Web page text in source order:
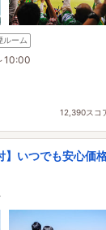
ルーム
10:00
12,390スコ
】いつでも安心価